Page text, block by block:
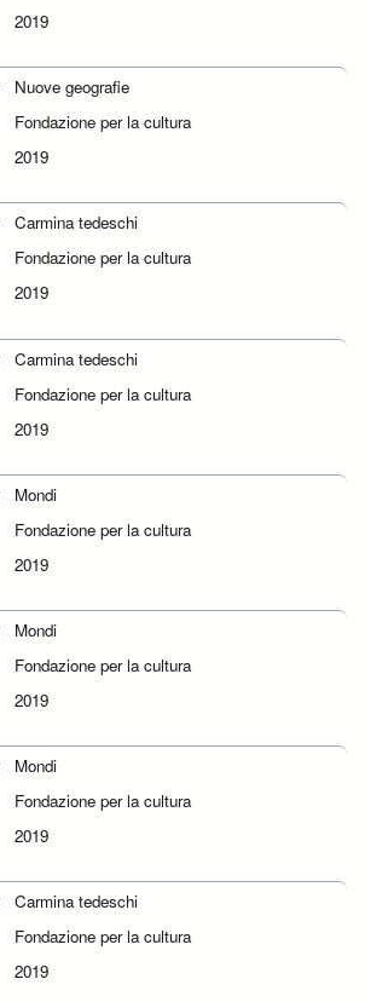
2019
Nuove geografie
Fondazione per la cultura
2019
Carmina tedeschi
Fondazione per la cultura
2019
Carmina tedeschi
Fondazione per la cultura
2019
Mondi
Fondazione per la cultura
2019
Mondi
Fondazione per la cultura
2019
Mondi
Fondazione per la cultura
2019
Carmina tedeschi
Fondazione per la cultura
2019